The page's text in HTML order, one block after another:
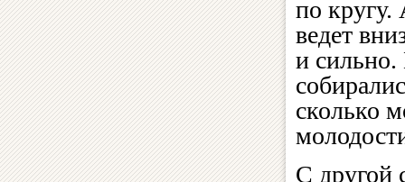
по кругу.
ведет
и
сколько
С другой